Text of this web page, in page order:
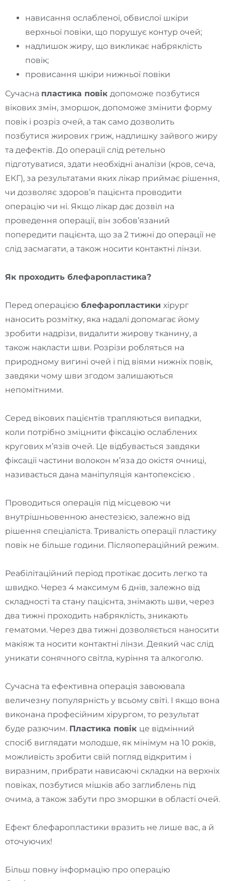
нависання ослабленої, обвислої шкіри
верхньої повіки, що порушує контур очей;
надлишок жиру, що викликає набряклість
повік;
провисання шкіри нижньої повіки
Сучасна пластика повік допоможе позбутися
вікових змін, зморшок, допоможе змінити форму
повік і розріз очей, а так само дозволить
позбутися жирових гриж, надлишку зайвого жиру
та дефектів. До операції слід ретельно
підготуватися, здати необхідні аналізи (кров, сеча,
ЕКГ), за результатами яких лікар приймає рішення,
чи дозволяє здоров’я пацієнта проводити
операцію чи ні. Якщо лікар дає дозвіл на
проведення операції, він зобов’язаний
попередити пацієнта, що за 2 тижні до операції не
слід засмагати, а також носити контактні лінзи.
Як проходить блефаропластика?
Перед операцією блефаропластики хірург
наносить розмітку, яка надалі допомагає йому
зробити надрізи, видалити жирову тканину, а
також накласти шви. Розрізи робляться на
природному вигині очей і під віями нижніх повік,
завдяки чому шви згодом залишаються
непомітними.
Серед вікових пацієнтів трапляються випадки,
коли потрібно зміцнити фіксацію ослаблених
кругових м’язів очей. Це відбувається завдяки
фіксації частини волокон м’яза до окістя очниці,
називається дана маніпуляція кантопексією .
Проводиться операція під місцевою чи
внутрішньовенною анестезією, залежно від
рішення спеціаліста. Тривалість операції пластику
повік не більше години. Післяопераційний режим.
Реабілітаційний період протікає досить легко та
швидко. Через 4 максимум 6 днів, залежно від
складності та стану пацієнта, знімають шви, через
два тижні проходить набряклість, зникають
гематоми. Через два тижні дозволяється наносити
макіяж та носити контактні лінзи. Деякий час слід
уникати сонячного світла, куріння та алкоголю.
Сучасна та ефективна операція завоювала
величезну популярність у всьому світі. І якщо вона
виконана професійним хірургом, то результат
буде разючим. Пластика повік це відмінний
спосіб виглядати молодше, як мінімум на 10 років,
можливість зробити свій погляд відкритим і
виразним, прибрати нависаючі складки на верхніх
повіках, позбутися мішків або заглиблень під
очима, а також забути про зморшки в області очей.
Ефект блефаропластики вразить не лише вас, а й
оточуючих!
Більш повну інформацію про операцію